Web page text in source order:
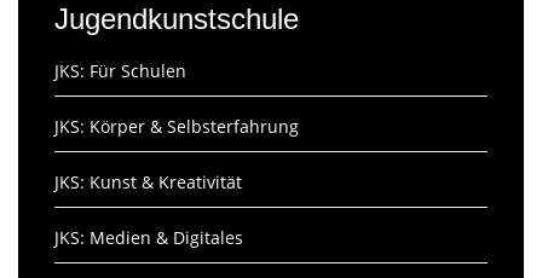
Jugendkunstschule
JKS: Für Schulen
JKS: Körper & Selbsterfahrung
JKS: Kunst & Kreativität
JKS: Medien & Digitales